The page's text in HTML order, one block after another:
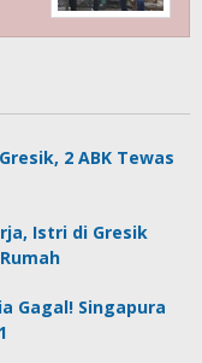
2 ABK Tewas
Istri di Gresik
Gagal! Singapura